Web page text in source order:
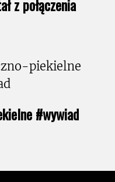
z połączenia
#wywiad